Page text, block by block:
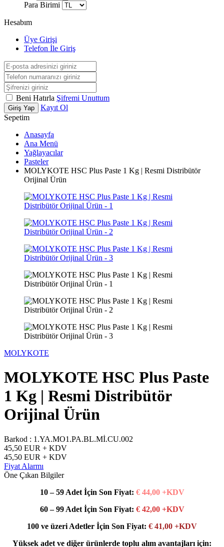
Para Birimi
Hesabım
Üye Girişi
Telefon İle Giriş
Beni Hatırla Şifremi Unuttum
Giriş Yap
Kayıt Ol
Sepetim
Anasayfa
Ana Menü
Yağlayacılar
Pasteler
MOLYKOTE HSC Plus Paste 1 Kg | Resmi Distribütör
Orijinal Ürün
MOLYKOTE
MOLYKOTE HSC Plus Paste
1 Kg | Resmi Distribütör
Orijinal Ürün
Barkod : 1.YA.MO1.PA.BL.Mİ.CU.002
45,50 EUR + KDV
45,50 EUR + KDV
Fiyat Alarmı
Öne Çıkan Bilgiler
10 – 59 Adet İçin Son Fiyat: € 44,00 +KDV
60 – 99 Adet İçin Son Fiyat: € 42,00 +KDV
100 ve üzeri Adetler İçin Son Fiyat: € 41,00 +KDV
Yüksek adet ve diğer ürünlerde toplu alım avantajları için: